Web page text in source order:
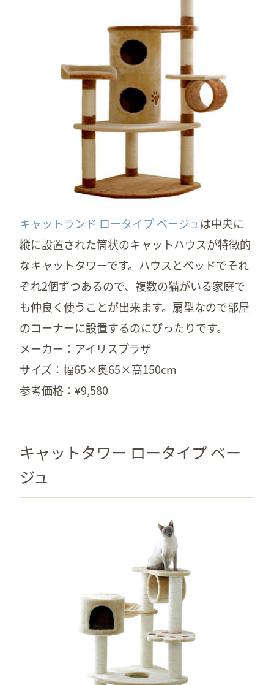
キャットランド ロータイプ ベージュは中央に
縦に設置された筒状のキャットハウスが特徴的
なキャットタワーです。ハウスとベッドでそれ
ぞれ2個ずつあるので、複数の猫がいる家庭で
も仲良く使うことが出来ます。扇型なので部屋
のコーナーに設置するのにぴったりです。
メーカー：アイリスプラザ
サイズ：幅65×奥65×高150cm
参考価格：¥9,580
キャットタワー ロータイプ ベー
ジュ